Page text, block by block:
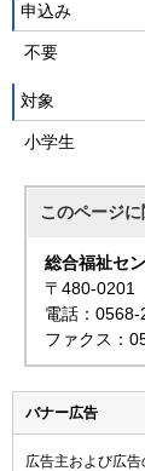
申込み
不要
対象
小学生
このページに
総合福祉セ
〒480-0201
電話：
ファクス：
バナー広告
広告主および広